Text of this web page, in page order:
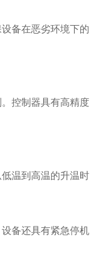
备在恶劣环境下的
控制器具有高精度
温到高温的升温时
备还具有紧急停机